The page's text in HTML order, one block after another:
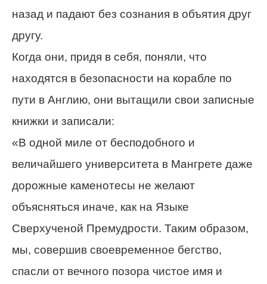
назад и падают без сознания в объятия друг
другу.
Когда они, придя в себя, поняли, что
находятся в безопасности на корабле по
пути в Англию, они вытащили свои записные
книжки и записали:
«В одной миле от бесподобного и
величайшего университета в Мангрете даже
дорожные каменотесы не желают
объясняться иначе, как на Языке
Сверхученой Премудрости. Таким образом,
мы, совершив своевременное бегство,
спасли от вечного позора чистое имя и